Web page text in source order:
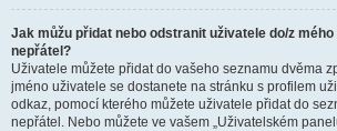
Jak můžu přidat nebo odstranit uživatele do/z
nepřátel?
Uživatele můžete přidat do vašeho seznamu dvěma
jméno uživatele se dostanete na stránku s profilem
odkaz, pomocí kterého můžete uživatele přidat do
nepřátel. Nebo můžete ve vašem „Uživatelském